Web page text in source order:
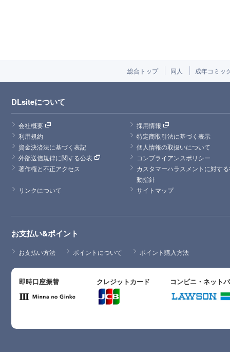
総合トップ 同人 成年コミッ
DLsiteについて
会社概要
採用情報
利用規約
特定商取引法に基づく表示
資金決済法に基づく表記
個人情報の取扱いについて
外部送信規律に関する公表
コンプライアンスポリシー
著作権と不正アクセス
カスタマーハラスメントに対す
動指針
リンクについて
サイトマップ
お支払い&ポイント
お支払い方法 ポイントについて ポイント購入方法
即時口座振替 クレジットカード コンビニ・ネット